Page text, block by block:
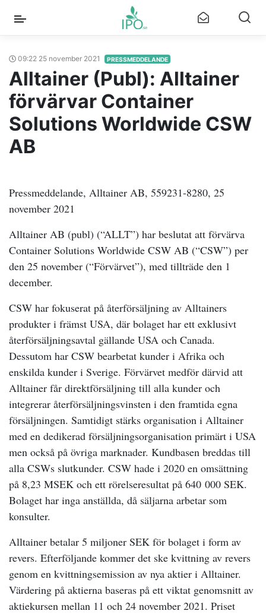
09:22 25 november 2021 PRESSMEDDELANDE
Alltainer (Publ): Alltainer
förvärvar Container
Solutions Worldwide CSW
AB
Pressmeddelande, Alltainer AB, 559231-8280, 25
november 2021
Alltainer AB (publ) (“ALLT”) har beslutat att förvärva
Container Solutions Worldwide CSW AB (“CSW”) per
den 25 november (“Förvärvet”), med tillträde den 1
december.
CSW har fokuserat på återförsäljning av Alltainers
produkter i främst USA, där bolaget har ett exklusivt
återförsäljningsavtal gällande USA och Canada.
Dessutom har CSW bearbetat kunder i Afrika och
enskilda kunder i Sverige. Förvärvet medför därvid att
Alltainer får direktförsäljning till alla kunder och
integrerar återförsäljningsvinsten i den framtida egna
försäljningen. Samtidigt stärks organisation i Alltainer
med en dedikerad försäljningsorganisation primärt i USA
men också på övriga marknader. Kundbasen breddas till
alla CSWs slutkunder. CSW hade i 2020 en omsättning
på 8,23 MSEK och ett rörelseresultat på 640 000 SEK.
Bolaget har inga anställda, då säljarna arbetar som
konsulter.
Alltainer betalar 5 miljoner SEK för bolaget i form av
revers. Efterföljande kommer det ske kvittning av revers
genom en kvittningsemission av nya aktier i Alltainer.
Värdering på aktierna baseras på ett viktat genomsnitt av
aktiekursen mellan 11 och 24 november 2021. Priset